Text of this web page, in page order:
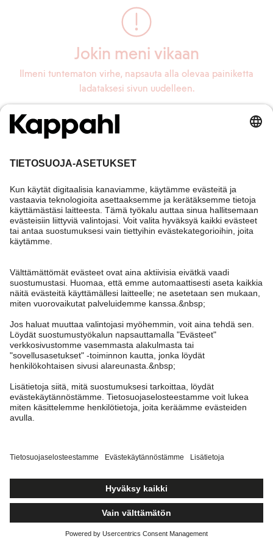
Jokin meni vikaan
Ilmeni tuntematon virhe, napsauta alla olevaa painiketta
ladataksesi sivun uudelleen.
Lataa sivu uudelleen